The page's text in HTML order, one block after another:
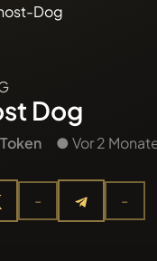
Dog
Dog
● Vor 2
- -